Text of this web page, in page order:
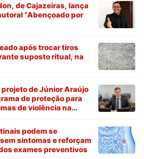
de Cajazeiras, lança
“Abençoado por
após trocar tiros
suposto ritual, na
projeto de Júnior Araújo
de proteção para
de violência na
podem se
sintomas e reforçam
exames preventivos